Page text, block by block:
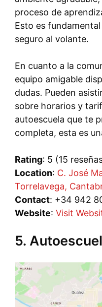
proceso de
Esto es
seguro al volante.
En cuanto a la
equipo amigable
dudas. Pueden
sobre horarios y
autoescuela que te
completa, esta es
Rating: 5 (15
Location: C. José
Torrelavega,
Contact: +34 942
Website: Visit
5.